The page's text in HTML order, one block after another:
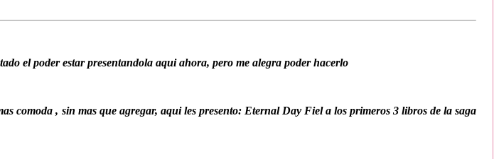
el poder estar presentandola aqui ahora, pero me alegra poder hacerlo
comoda , sin mas que agregar, aqui les presento: Eternal Day Fiel a los primeros 3 libros de la saga